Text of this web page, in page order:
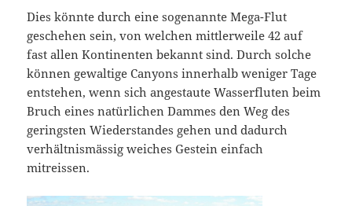
Dies könnte durch eine sogenannte Mega-Flut
geschehen sein, von welchen mittlerweile 42 auf
fast allen Kontinenten bekannt sind. Durch solche
können gewaltige Canyons innerhalb weniger Tage
entstehen, wenn sich angestaute Wasserfluten beim
Bruch eines natürlichen Dammes den Weg des
geringsten Wiederstandes gehen und dadurch
verhältnismässig weiches Gestein einfach
mitreissen.